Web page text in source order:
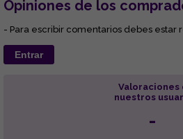
Opiniones de los
- Para escribir comentarios debes estar
Entrar
Valoraciones
nuestros
-